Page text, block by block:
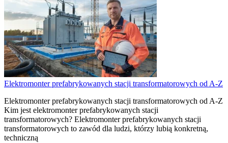
Elektromonter prefabrykowanych stacji transformatorowych od A-Z
Elektromonter prefabrykowanych stacji transformatorowych od A-Z
Kim jest elektromonter prefabrykowanych stacji
transformatorowych? Elektromonter prefabrykowanych stacji
transformatorowych to zawód dla ludzi, którzy lubią konkretną,
techniczną